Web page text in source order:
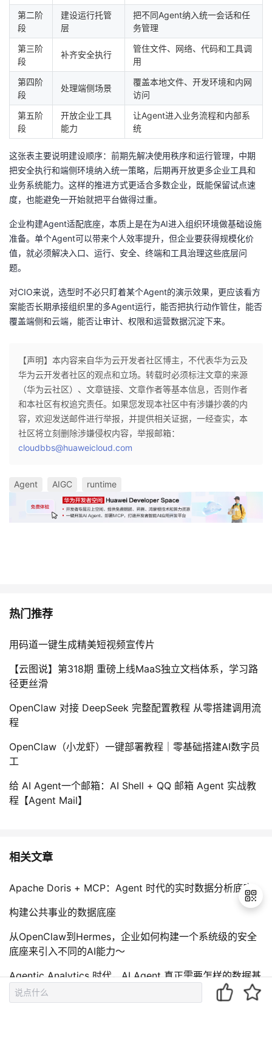
第二阶
段
建设运行托管
层
把不同Agent纳入统一会话和任
务管理
第三阶
段
补齐安全执行
管住文件、网络、代码和工具调
用
第四阶
段
处理端侧场景
覆盖本地文件、开发环境和内网
访问
第五阶
段
开放企业工具
能力
让Agent进入业务流程和内部系
统
这张表主要说明建设顺序：前期先解决使用秩序和运行管理，中期
把安全执行和端侧环境纳入统一策略，后期再开放更多企业工具和
业务系统能力。这样的推进方式更适合多数企业，既能保留试点速
度，也能避免一开始就把平台做得过重。
企业构建Agent适配底座，本质上是在为AI进入组织环境做基础设施
准备。单个Agent可以带来个人效率提升，但企业要获得规模化价
值，就必须解决入口、运行、安全、终端和工具治理这些底层问
题。
对CIO来说，选型时不必只盯着某个Agent的演示效果，更应该看方
案能否长期承接组织里的多Agent运行，能否把执行动作管住，能否
覆盖端侧和云端，能否让审计、权限和运营数据沉淀下来。
【声明】本内容来自华为云开发者社区博主，不代表华为云及
华为云开发者社区的观点和立场。转载时必须标注文章的来源
（华为云社区）、文章链接、文章作者等基本信息，否则作者
和本社区有权追究责任。如果您发现本社区中有涉嫌抄袭的内
容，欢迎发送邮件进行举报，并提供相关证据，一经查实，本
社区将立刻删除涉嫌侵权内容，举报邮箱：
cloudbbs@huaweicloud.com
Agent AIGC runtime
热门推荐
用码道一键生成精美短视频宣传片
【云图说】第318期 重磅上线MaaS独立文档体系，学习路
径更丝滑
OpenClaw 对接 DeepSeek 完整配置教程 从零搭建调用流
程
OpenClaw（小龙虾）一键部署教程｜零基础搭建AI数字员
工
给 AI Agent一个邮箱：AI Shell + QQ 邮箱 Agent 实战教
程【Agent Mail】
相关文章
Apache Doris + MCP：Agent 时代的实时数据分析底座
构建公共事业的数据底座
从OpenClaw到Hermes，企业如何构建一个系统级的安全
底座来引入不同的AI能力～
Agentic Analytics 时代，AI Agent 真正需要怎样的数据基
座？